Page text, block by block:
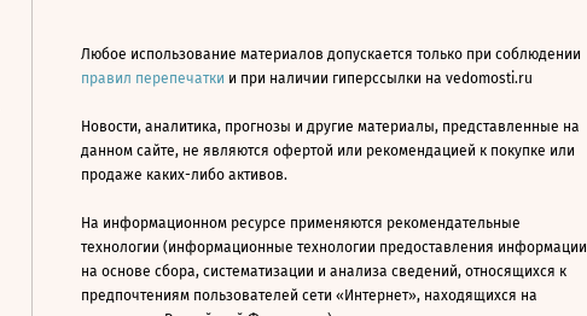
Любое использование материалов допускается только при соблюдении
правил перепечатки и при наличии гиперссылки на vedomosti.ru
Новости, аналитика, прогнозы и другие материалы, представленные на
данном сайте, не являются офертой или рекомендацией к покупке или
продаже каких-либо активов.
На информационном ресурсе применяются рекомендательные
технологии (информационные технологии предоставления информации
на основе сбора, систематизации и анализа сведений, относящихся к
предпочтениям пользователей сети «Интернет», находящихся на